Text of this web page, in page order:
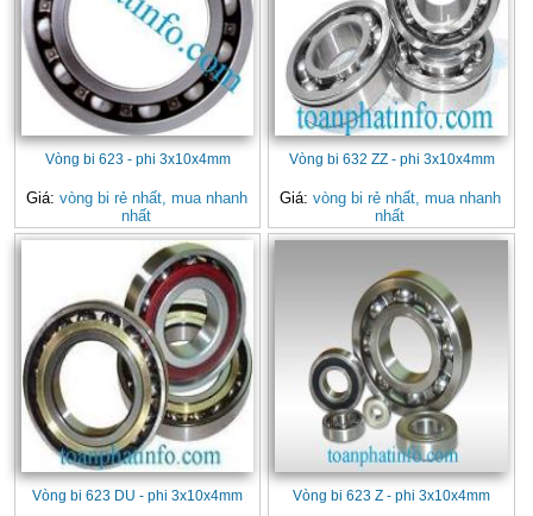
Vòng bi 623 - phi 3x10x4mm
Giá: vòng bi rẻ nhất, mua nhanh
nhất
Vòng bi 632 ZZ - phi 3x10x4mm
Giá: vòng bi rẻ nhất, mua nhanh
nhất
Vòng bi 623 DU - phi 3x10x4mm Vòng bi 623 Z - phi 3x10x4mm